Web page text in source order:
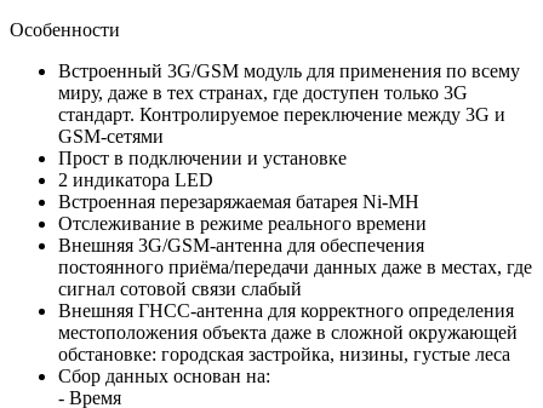
Особенности
Встроенный 3G/GSM модуль для применения по всему
миру, даже в тех странах, где доступен только 3G
стандарт. Контролируемое переключение между 3G и
GSM-сетями
Прост в подключении и установке
2 индикатора LED
Встроенная перезаряжаемая батарея Ni-MH
Отслеживание в режиме реального времени
Внешняя 3G/GSM-антенна для обеспечения
постоянного приёма/передачи данных даже в местах, где
сигнал сотовой связи слабый
Внешняя ГНСС-антенна для корректного определения
местоположения объекта даже в сложной окружающей
обстановке: городская застройка, низины, густые леса
Сбор данных основан на:
- Время